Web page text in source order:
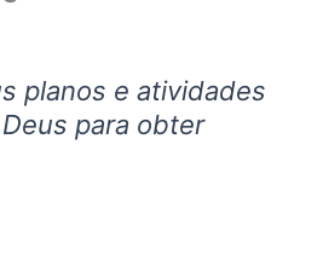
planos e atividades
para obter